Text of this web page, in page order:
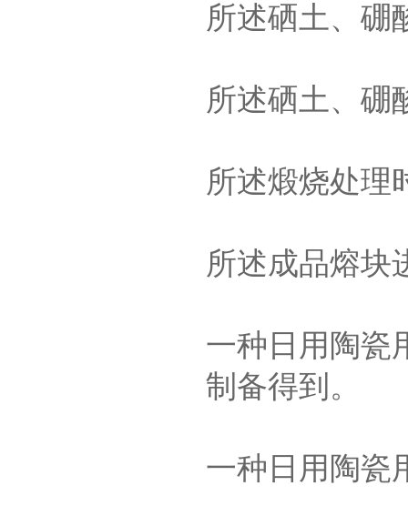
所述硒土、硼
所述硒土、硼
所述煅烧处理
所述成品熔块
一种日用陶瓷
制备得到。
一种日用陶瓷